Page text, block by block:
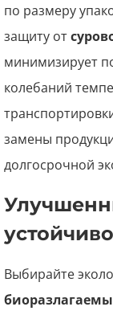
по размеру
защиту от
минимизирует
колебаний
замены
долгосрочной
Выбирайте